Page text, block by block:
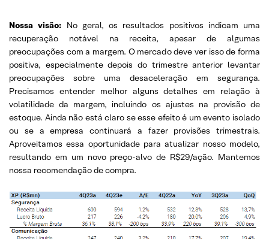
Nossa visão: No geral, os resultados positivos indicam uma
recuperação notável na receita, apesar de algumas
preocupações com a margem. O mercado deve ver isso de forma
positiva, especialmente depois do trimestre anterior levantar
preocupações sobre uma desaceleração em segurança.
Precisamos entender melhor alguns detalhes em relação à
volatilidade da margem, incluindo os ajustes na provisão de
estoque. Ainda não está claro se esse efeito é um evento isolado
ou se a empresa continuará a fazer provisões trimestrais.
Aproveitamos essa oportunidade para atualizar nosso modelo,
resultando em um novo preço-alvo de R$29/ação. Mantemos
nossa recomendação de compra.